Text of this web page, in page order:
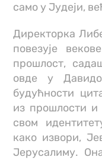
само у Јудеји,
Директорка
повезује
прошлост,
овде у
будућности
из прошлости
свом
како извори,
Јерусалиму.